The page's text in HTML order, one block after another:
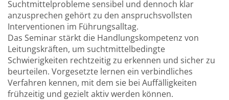
Suchtmittelprobleme sensibel und dennoch klar
anzusprechen gehört zu den anspruchsvollsten
Interventionen im Führungsalltag.
Das Seminar stärkt die Handlungskompetenz von
Leitungskräften, um suchtmittelbedingte
Schwierigkeiten rechtzeitig zu erkennen und sicher zu
beurteilen. Vorgesetzte lernen ein verbindliches
Verfahren kennen, mit dem sie bei Auffälligkeiten
frühzeitig und gezielt aktiv werden können.